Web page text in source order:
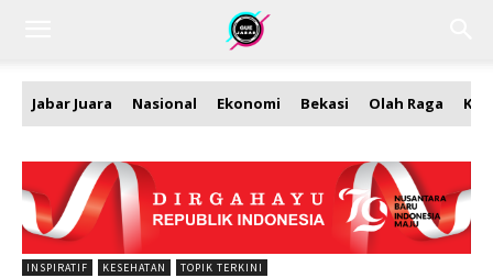
Jabar Juara Nasional Ekonomi Bekasi Olah Raga
INSPIRATIF KESEHATAN TOPIK TERKINI